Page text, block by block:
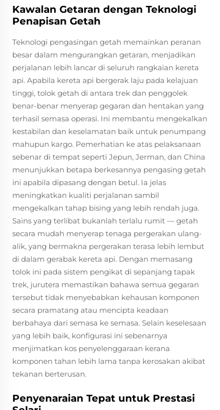
Kawalan Getaran dengan Teknologi
Penapisan Getah
Teknologi pengasingan getah memainkan peranan
besar dalam mengurangkan getaran, menjadikan
perjalanan lebih lancar di seluruh rangkaian kereta
api. Apabila kereta api bergerak laju pada kelajuan
tinggi, tolok getah di antara trek dan penggolek
benar-benar menyerap gegaran dan hentakan yang
terhasil semasa operasi. Ini membantu mengekalkan
kestabilan dan keselamatan baik untuk penumpang
mahupun kargo. Pemerhatian ke atas pelaksanaan
sebenar di tempat seperti Jepun, Jerman, dan China
menunjukkan betapa berkesannya pengasing getah
ini apabila dipasang dengan betul. Ia jelas
meningkatkan kualiti perjalanan sambil
mengekalkan tahap bising yang lebih rendah juga.
Sains yang terlibat bukanlah terlalu rumit — getah
secara mudah menyerap tenaga pergerakan ulang-
alik, yang bermakna pergerakan terasa lebih lembut
di dalam gerabak kereta api. Dengan memasang
tolok ini pada sistem pengikat di sepanjang tapak
trek, jurutera memastikan bahawa semua gegaran
tersebut tidak menyebabkan kehausan komponen
secara pramatang atau mencipta keadaan
berbahaya dari semasa ke semasa. Selain keselesaan
yang lebih baik, konfigurasi ini sebenarnya
menjimatkan kos penyelenggaraan kerana
komponen tahan lebih lama tanpa kerosakan akibat
tekanan berterusan.
Penyenaraian Tepat untuk Prestasi